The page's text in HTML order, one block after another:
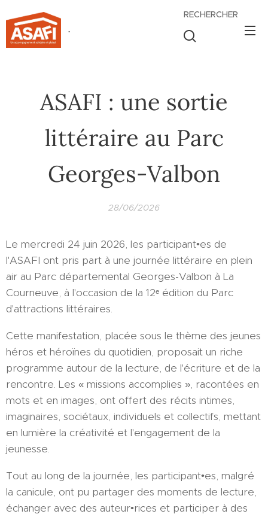
.
RECHERCHER
ASAFI : une sortie
littéraire au Parc
Georges-Valbon
28/06/2026
Le mercredi 24 juin 2026, les participant•es de
l'ASAFI ont pris part à une journée littéraire en plein
air au Parc départemental Georges-Valbon à La
Courneuve, à l'occasion de la 12ᵉ édition du Parc
d'attractions littéraires.
Cette manifestation, placée sous le thème des jeunes
héros et héroïnes du quotidien, proposait un riche
programme autour de la lecture, de l'écriture et de la
rencontre. Les « missions accomplies », racontées en
mots et en images, ont offert des récits intimes,
imaginaires, sociétaux, individuels et collectifs, mettant
en lumière la créativité et l'engagement de la
jeunesse.
Tout au long de la journée, les participant•es, malgré
la canicule, ont pu partager des moments de lecture,
échanger avec des auteur•rices et participer à des